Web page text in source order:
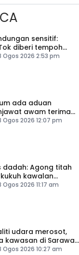
sensitif:
diberi tempoh
sistem
Ogos 2026 2:53 pm
ada aduan
awam terima
daripada ahli
Ogos 2026 12:07 pm
dadah: Agong titah
kawalan
terbang, pintu
Ogos 2026 11:17 am
udara merosot,
kawasan di Sarawak
IPU tidak sihat
Ogos 2026 10:27 am